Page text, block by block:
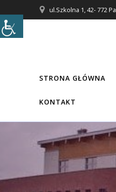
do
treści
ul.Szkolna 1, 42- 772
STRONA GŁÓWNA
KONTAKT